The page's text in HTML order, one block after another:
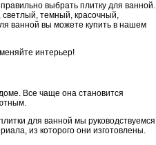
выбрать плитку для ванной.
светлый, темный, красочный,
ванной вы можете купить в нашем
интерьер!
Все чаще она становится
для ванной мы руководствуемся
из которого они изготовлены.